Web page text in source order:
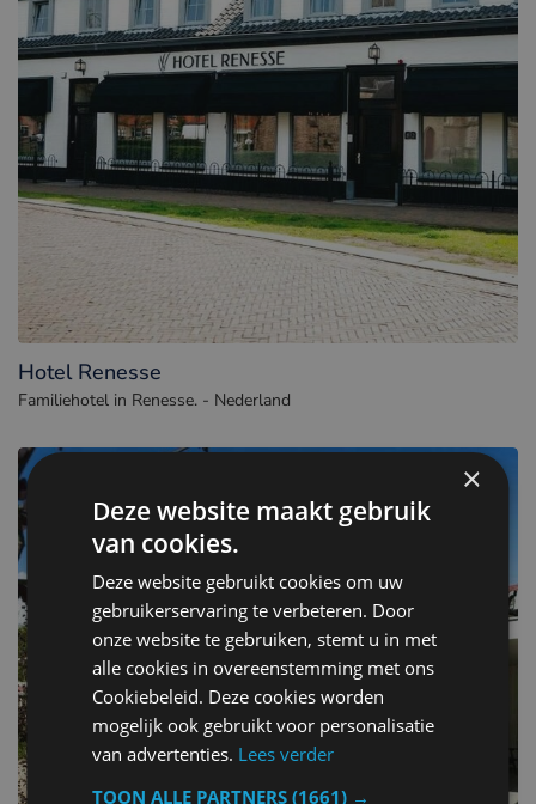
Hotel Renesse
Familiehotel in Renesse. - Nederland
×
Deze website maakt gebruik
van cookies.
Deze website gebruikt cookies om uw
gebruikerservaring te verbeteren. Door
onze website te gebruiken, stemt u in met
alle cookies in overeenstemming met ons
Cookiebeleid. Deze cookies worden
mogelijk ook gebruikt voor personalisatie
van advertenties. Lees verder
TOON ALLE PARTNERS(1661) →